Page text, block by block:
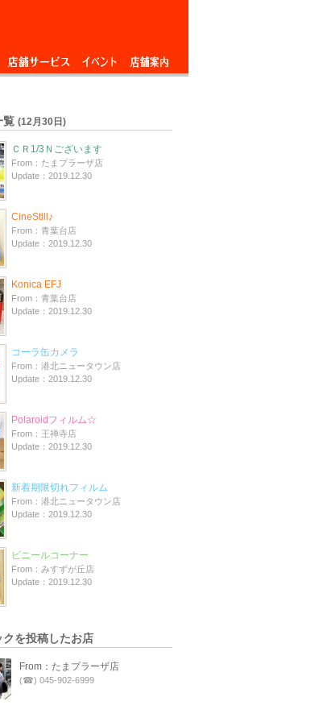
店舗サービス イベント 店舗案内
覧 (12月30日)
ＣＲ1/3Ｎございます
From：たまプラーザ店
Update：2019.12.30
CineStill♪
From：青葉台店
Update：2019.12.30
Konica EFJ
From：青葉台店
Update：2019.12.30
コーラ缶カメラ
From：港北ニュータウン店
Update：2019.12.30
Polaroidフィルム☆
From：王禅寺店
Update：2019.12.30
新着期限切れフィルム
From：港北ニュータウン店
Update：2019.12.30
ビニールコーナー
From：みすずが丘店
Update：2019.12.30
クを投稿したお店
From：たまプラーザ店
(☎) 045-902-6999